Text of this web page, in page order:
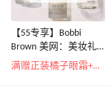
【55专享】Bobbi
Brown 美网：美妆礼
遇！满$150立省$50
满赠正装橘子眼霜+精华唇蜜等好礼